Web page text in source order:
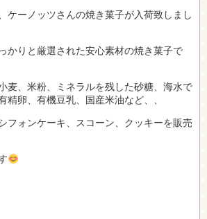
ケーノッツさんの焼き菓子が入荷致しまし
かりと厳選された安心素材の焼き菓子で
麦、米粉、ミネラルを残した砂糖、海水で
精卵、有機豆乳、国産米油など、、
フォンケーキ、スコーン、クッキーを販売